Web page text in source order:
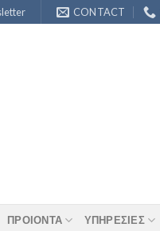
CONTACT
ΠΡΟΙΟΝΤΑ ΥΠΗΡΕΣΊΕΣ